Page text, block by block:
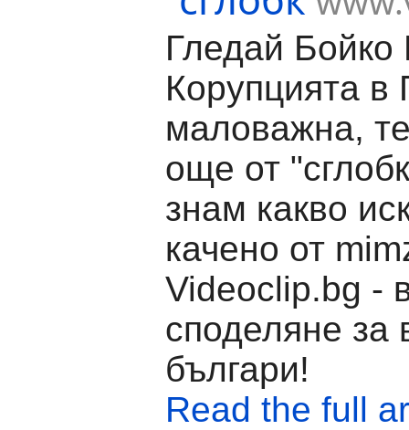
Гледай Бойко
Корупцията в
маловажна,
още от
знам какво
качено от
Videoclip.bg -
споделяне за
българи!
Read the full